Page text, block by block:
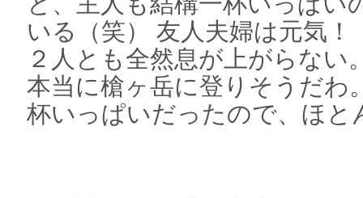
いる（笑） 友人夫婦は元気！
２人とも全然息が上がらな
本当に槍ヶ岳に登りそうだわ
杯いっぱいだったので、ほと